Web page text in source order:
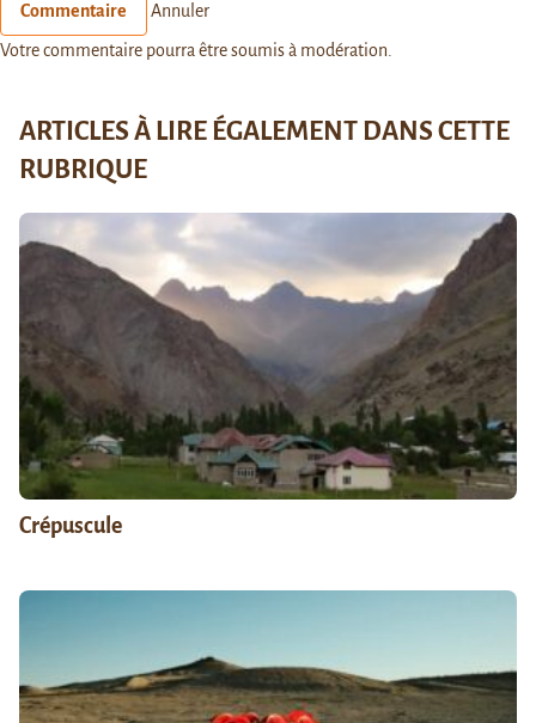
Commentaire Annuler
Votre commentaire pourra être soumis à modération.
ARTICLES À LIRE ÉGALEMENT DANS CETTE
RUBRIQUE
Crépuscule